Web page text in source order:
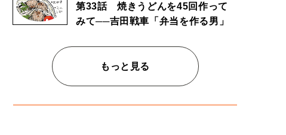
第33話 焼きうどんを45回作って
みて──吉田戦車「弁当を作る男」
もっと見る